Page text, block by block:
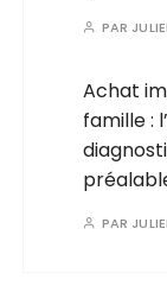
PAR
Achat
famille :
PAR